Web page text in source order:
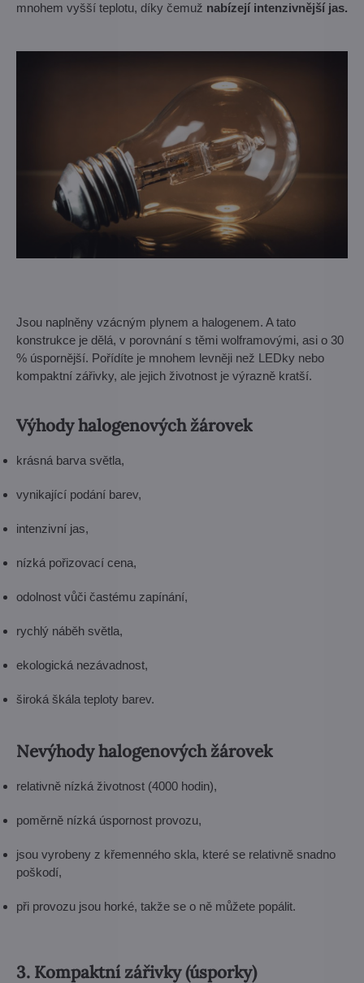
mnohem vyšší teplotu, díky čemuž nabízejí intenzivnější jas.
Jsou naplněny vzácným plynem a halogenem. A tato
konstrukce je dělá, v porovnání s těmi wolframovými, asi o 30
% úspornější. Pořídíte je mnohem levněji než LEDky nebo
kompaktní zářivky, ale jejich životnost je výrazně kratší.
Výhody halogenových žárovek
krásná barva světla,
vynikající podání barev,
intenzivní jas,
nízká pořizovací cena,
odolnost vůči častému zapínání,
rychlý náběh světla,
ekologická nezávadnost,
široká škála teploty barev.
Nevýhody halogenových žárovek
relativně nízká životnost (4000 hodin),
poměrně nízká úspornost provozu,
jsou vyrobeny z křemenného skla, které se relativně snadno
poškodí,
při provozu jsou horké, takže se o ně můžete popálit.
3. Kompaktní zářivky (úsporky)